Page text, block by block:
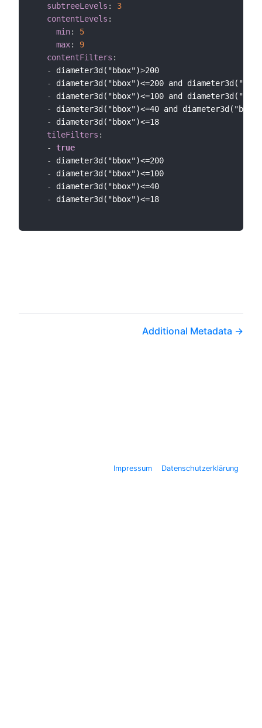
subtreeLevels :
3
contentLevels :
min:
5
max:
9
contentFilters :
-
diameter3d("bbox")>200
-
diameter3d("bbox")<=200 and
-
diameter3d("bbox")<=100 and
-
diameter3d("bbox")<=40 and
-
diameter3d("bbox")<=18
tileFilters :
-
true
-
diameter3d("bbox")<=200
-
diameter3d("bbox")<=100
-
diameter3d("bbox")<=40
-
diameter3d("bbox")<=18
Additional Metadata
Impressum Datenschutzerklärung